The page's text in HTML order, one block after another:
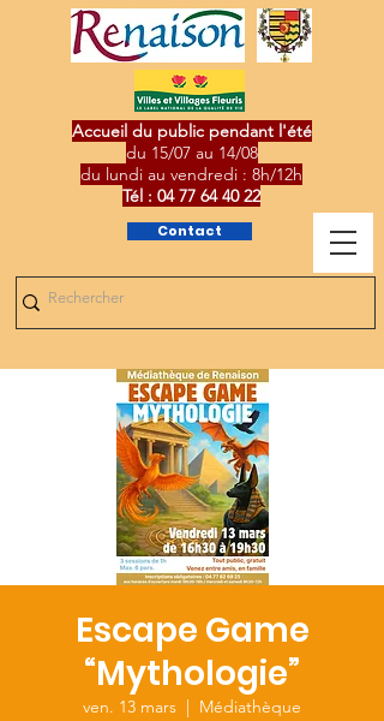
Contact
Accueil du public pendant l'été
du 15/07 au 14/08
du lundi au vendredi : 8h/12h
Tél : 04 77 64 40 22
Escape Game
“Mythologie”
ven. 13 mars
  |
Médiathèque